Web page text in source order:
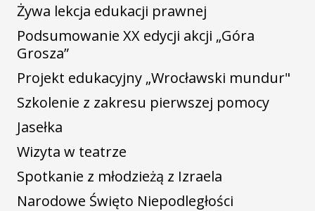
Żywa lekcja edukacji prawnej
Podsumowanie XX edycji akcji „Góra
Grosza”
Projekt edukacyjny „Wrocławski mundur"
Szkolenie z zakresu pierwszej pomocy
Jasełka
Wizyta w teatrze
Spotkanie z młodzieżą z Izraela
Narodowe Święto Niepodległości